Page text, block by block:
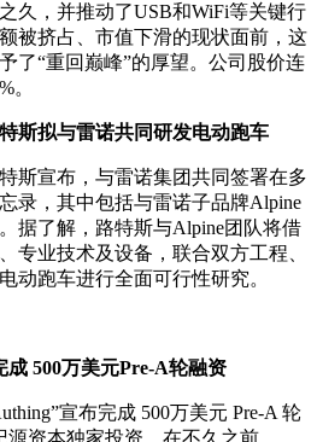
久，并推动了USB和WiFi等关键行
被挤占、市值下滑的现状面前，这
了“重回巅峰”的厚望。公司股价连
。
斯拟与雷诺共同研发电动跑车
宣布，与雷诺集团共同签署在多
录，其中包括与雷诺子品牌Alpine
据了解，路特斯与Alpine团队将借
专业技术及设备，联合双方工程、
动跑车进行全面可行性研究。
500万美元Pre-A轮融资
宣布完成 500万美元 Pre-A 轮